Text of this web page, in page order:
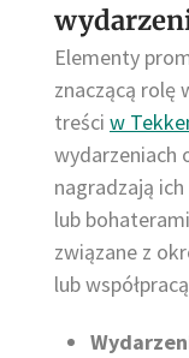
Elementy
znaczącą rolę
treści w
wydarzeniach
nagradzają
lub
związane z
lub